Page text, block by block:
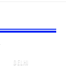
DELHI